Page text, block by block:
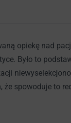
opiekę nad
Było to
że spowoduje to